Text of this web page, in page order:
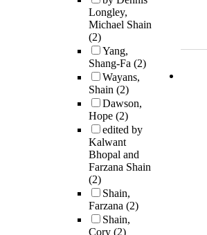
Longley,
Michael Shain
(2)
Yang,
Shang-Fa (2)
Wayans,
Shain (2)
Dawson,
Hope (2)
edited by
Kalwant
Bhopal and
Farzana Shain
(2)
Shain,
Farzana (2)
Shain,
Cory (2)